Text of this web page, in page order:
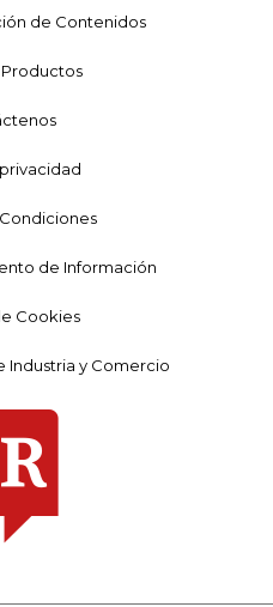
de Contenidos
de Información
Cookies
Industria y Comercio